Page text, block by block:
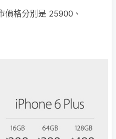
價格分別是 25900、